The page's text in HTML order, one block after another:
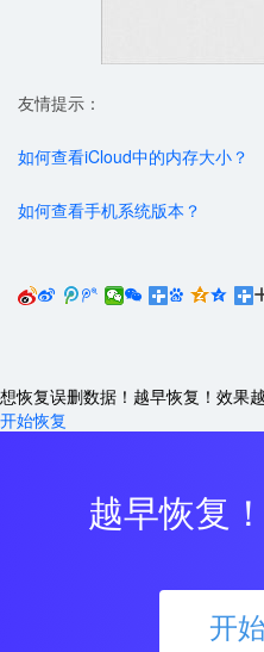
友情提示：
如何查看iCloud中的内存大小？
如何查看手机系统版本？
    
想恢复误删数据！越早恢复！效果
开始恢复
越早恢复
开